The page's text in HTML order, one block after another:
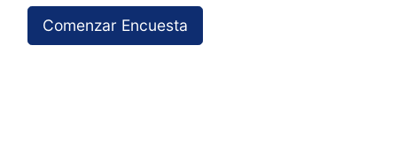
Comenzar Encuesta